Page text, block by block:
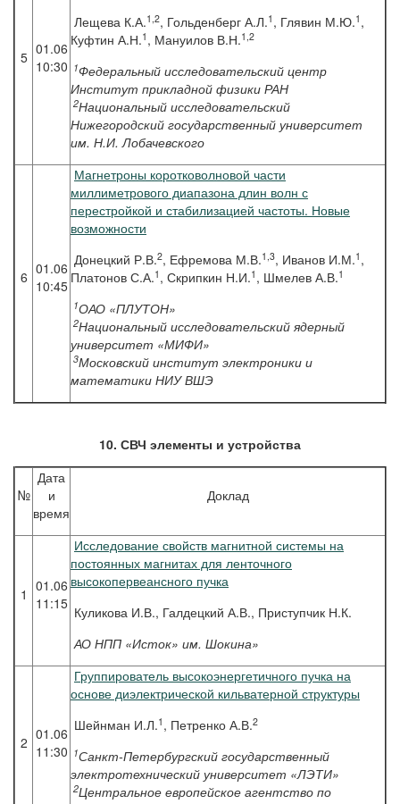
5 01.06
10:30
Лещева К.А.1,2, Гольденберг А.Л.1 , Глявин М.Ю.1 ,
Куфтин А.Н.1 , Мануилов В.Н.1,2
1Федеральный исследовательский центр
Институт прикладной физики РАН
2Национальный исследовательский
Нижегородский государственный университет
им. Н.И. Лобачевского
6 01.06
10:45
Магнетроны коротковолновой части
миллиметрового диапазона длин волн с
перестройкой и стабилизацией частоты. Новые
возможности
Донецкий Р.В.2, Ефремова М.В.1,3, Иванов И.М.1 ,
Платонов С.А.1 , Скрипкин Н.И.1 , Шмелев А.В.1
1ОАО «ПЛУТОН»
2Национальный исследовательский ядерный
университет «МИФИ»
3Московский институт электроники и
математики НИУ ВШЭ
10. СВЧ элементы и устройства
№
Дата
и
время
Доклад
1 01.06
11:15
Исследование свойств магнитной системы на
постоянных магнитах для ленточного
высокопервеансного пучка
Куликова И.В., Галдецкий А.В., Приступчик Н.К.
АО НПП «Исток» им. Шокина»
2 01.06
11:30
Группирователь высокоэнергетичного пучка на
основе диэлектрической кильватерной структуры
Шейнман И.Л.1 , Петренко А.В.2
1Санкт-Петербургский государственный
электротехнический университет «ЛЭТИ»
2Центральное европейское агентство по